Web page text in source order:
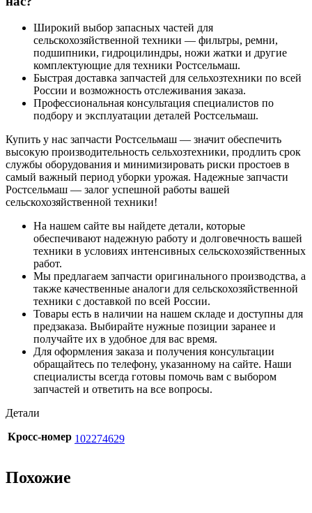
Широкий выбор запасных частей для
сельскохозяйственной техники — фильтры, ремни,
подшипники, гидроцилиндры, ножи жатки и другие
комплектующие для техники Ростсельмаш.
Быстрая доставка запчастей для сельхозтехники по всей
России и возможность отслеживания заказа.
Профессиональная консультация специалистов по
подбору и эксплуатации деталей Ростсельмаш.
Купить у нас запчасти Ростсельмаш — значит обеспечить
высокую производительность сельхозтехники, продлить срок
службы оборудования и минимизировать риски простоев в
самый важный период уборки урожая. Надежные запчасти
Ростсельмаш — залог успешной работы вашей
сельскохозяйственной техники!
На нашем сайте вы найдете детали, которые
обеспечивают надежную работу и долговечность вашей
техники в условиях интенсивных сельскохозяйственных
работ.
Мы предлагаем запчасти оригинального производства, а
также качественные аналоги для сельскохозяйственной
техники с доставкой по всей России.
Товары есть в наличии на нашем складе и доступны для
предзаказа. Выбирайте нужные позиции заранее и
получайте их в удобное для вас время.
Для оформления заказа и получения консультации
обращайтесь по телефону, указанному на сайте. Наши
специалисты всегда готовы помочь вам с выбором
запчастей и ответить на все вопросы.
Детали
Кросс-номер 102274629
Похожие